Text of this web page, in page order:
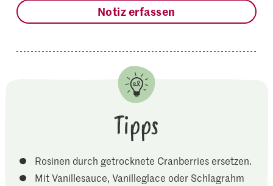
Notiz erfassen
Tipps
Rosinen durch getrocknete Cranberries ersetzen.
Mit Vanillesauce, Vanilleglace oder Schlagrahm